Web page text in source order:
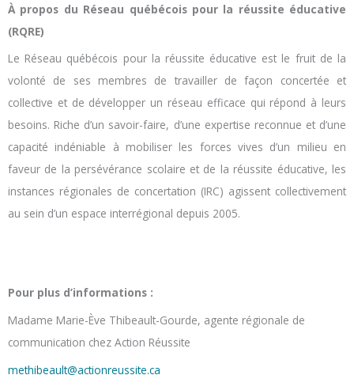
À propos du Réseau québécois pour la réussite éducative
(RQRE)
Le Réseau québécois pour la réussite éducative est le fruit de la
volonté de ses membres de travailler de façon concertée et
collective et de développer un réseau efficace qui répond à leurs
besoins. Riche d’un savoir-faire, d’une expertise reconnue et d’une
capacité indéniable à mobiliser les forces vives d’un milieu en
faveur de la persévérance scolaire et de la réussite éducative, les
instances régionales de concertation (IRC) agissent collectivement
au sein d’un espace interrégional depuis 2005.
Pour plus d’informations :
Madame Marie-Ève Thibeault-Gourde, agente régionale de
communication chez Action Réussite
methibeault@actionreussite.ca